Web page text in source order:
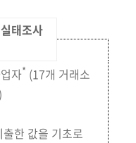
태조사
자* (17개 거래소
한 값을 기초로